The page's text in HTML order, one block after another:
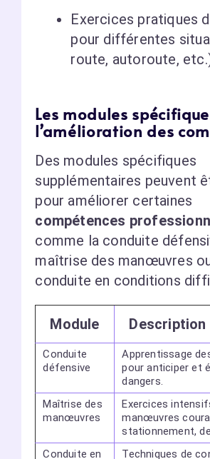
Exercices pratiques
pour différentes
route, autoroute,
Les modules
l’amélioration des
Des modules spécifiques
supplémentaires peuvent
pour améliorer certaines
compétences
comme la conduite
maîtrise des manœuvres
conduite en conditions
Module Description
Conduite
défensive
Apprentissage
pour anticiper et
dangers.
Maîtrise des
manœuvres
Exercices
manœuvres
stationnement,
Conduite en
Techniques de